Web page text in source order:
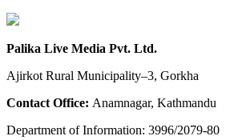
Palika Live Media Pvt. Ltd.
Ajirkot Rural Municipality–3, Gorkha
Contact Office: Anamnagar, Kathmandu
Department of Information: 3996/2079-80